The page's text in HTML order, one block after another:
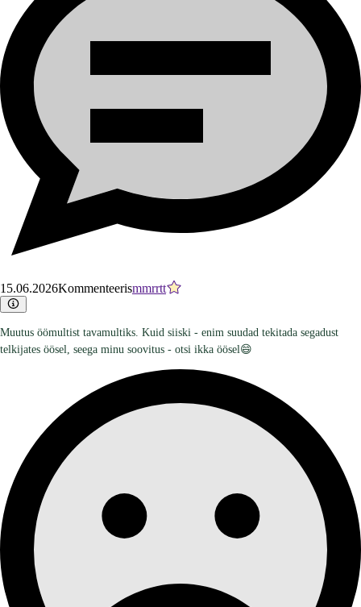
15.06.2026Kommenteerismmrrtt
Muutus öömultist tavamultiks. Kuid siiski - enim suudad tekitada segadust
telkijates öösel, seega minu soovitus - otsi ikka öösel😄